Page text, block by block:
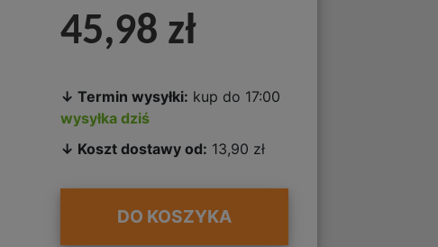
45,98 zł
↓ Termin wysyłki: kup do 17:00
wysyłka dziś
↓ Koszt dostawy od: 13,90 zł
DO KOSZYKA